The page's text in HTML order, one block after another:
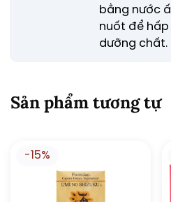
bằng nước
nuốt để
dưỡng chất.
Sản phẩm tương tự